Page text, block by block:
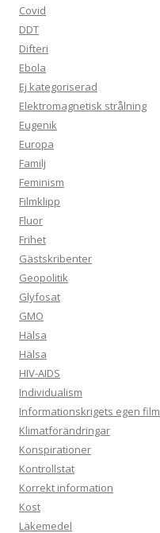
Covid
DDT
Difteri
Ebola
Ej kategoriserad
Elektromagnetisk strålning
Eugenik
Europa
Familj
Feminism
Filmklipp
Fluor
Frihet
Gästskribenter
Geopolitik
Glyfosat
GMO
Hälsa
Hälsa
HIV-AIDS
Individualism
Informationskrigets egen film
Klimatförändringar
Konspirationer
Kontrollstat
Korrekt information
Kost
Läkemedel